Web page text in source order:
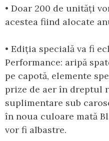
• Doar 200 de unități
acestea fiind alocate
• Ediția specială va fi
Performance: aripă
pe capotă, elemente
prize de aer în dreptul
suplimentare sub
în noua culoare mată
vor fi albastre.